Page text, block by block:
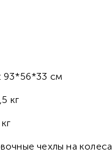
93*56*33 см
кг
чехлы на